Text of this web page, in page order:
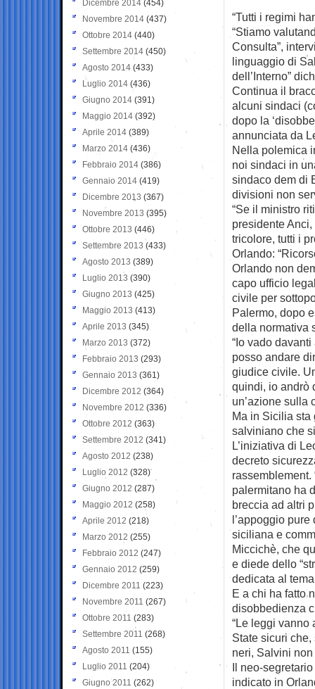
“Tutti i regimi
“Stiamo
Consulta”,
linguaggio di
dell’Interno”
Continua il
alcuni sindaci
dopo la
annunciata da
Nella polemica
noi sindaci in
sindaco dem di
divisioni non
“Se il ministro
presidente
tricolore, tutti i
Orlando:
Orlando non
capo ufficio
civile per
Palermo, dopo
della normativa
“Io vado
posso andare
giudice civile.
quindi, io andrò
un’azione sulla
Ma in Sicilia sta
salviniano che
L’iniziativa di
decreto
palermitano ha
breccia ad altri
l’appoggio
siciliana e
Miccichè, che
e diede dello
dedicata al
E a chi ha fatto
disobbedienza
“Le leggi vanno
State sicuri
neri, Salvini
Il neo-
indicato in
Dicembre 2014 (454)
Novembre 2014 (437)
Ottobre 2014 (440)
Settembre 2014 (450)
Agosto 2014 (433)
Luglio 2014 (436)
Giugno 2014 (391)
Maggio 2014 (392)
Aprile 2014 (389)
Marzo 2014 (436)
Febbraio 2014 (386)
Gennaio 2014 (419)
Dicembre 2013 (367)
Novembre 2013 (395)
Ottobre 2013 (446)
Settembre 2013 (433)
Agosto 2013 (389)
Luglio 2013 (390)
Giugno 2013 (425)
Maggio 2013 (413)
Aprile 2013 (345)
Marzo 2013 (372)
Febbraio 2013 (293)
Gennaio 2013 (361)
Dicembre 2012 (364)
Novembre 2012 (336)
Ottobre 2012 (363)
Settembre 2012 (341)
Agosto 2012 (238)
Luglio 2012 (328)
Giugno 2012 (287)
Maggio 2012 (258)
Aprile 2012 (218)
Marzo 2012 (255)
Febbraio 2012 (247)
Gennaio 2012 (259)
Dicembre 2011 (223)
Novembre 2011 (267)
Ottobre 2011 (283)
Settembre 2011 (268)
Agosto 2011 (155)
Luglio 2011 (204)
Giugno 2011 (262)